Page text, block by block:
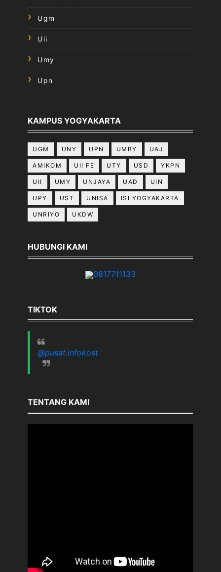
Ugm
Uii
Umy
Upn
KAMPUS YOGYAKARTA
UGM UNY UPN UMBY UAJ
AMIKOM UII FE UTY USD YKPN
UII UMY UNJAYA UAD UIN
UPY UST UNISA ISI YOGYAKARTA
UNRIYO UKDW
HUBUNGI KAMI
0817711133
TIKTOK
@pusat.infokost
TENTANG KAMI